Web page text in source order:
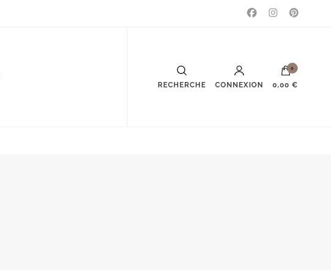
RECHERCHE CONNEXION
0
0,00 €